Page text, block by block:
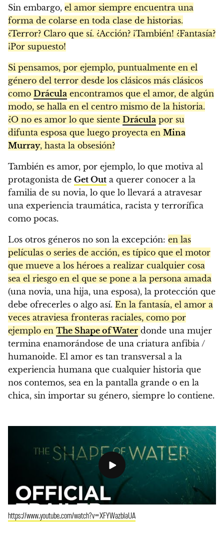
Sin embargo, el amor siempre encuentra una
forma de colarse en toda clase de historias.
¿Terror? Claro que sí. ¿Acción? ¡También! ¿Fantasía?
¡Por supuesto!
Si pensamos, por ejemplo, puntualmente en el
género del terror desde los clásicos más clásicos
como Drácula encontramos que el amor, de algún
modo, se halla en el centro mismo de la historia.
¿O no es amor lo que siente Drácula por su
difunta esposa que luego proyecta en Mina
Murray, hasta la obsesión?
También es amor, por ejemplo, lo que motiva al
protagonista de Get Out a querer conocer a la
familia de su novia, lo que lo llevará a atravesar
una experiencia traumática, racista y terrorífica
como pocas.
Los otros géneros no son la excepción: en las
películas o series de acción, es típico que el motor
que mueve a los héroes a realizar cualquier cosa
sea el riesgo en el que se pone a la persona amada
(una novia, una hija, una esposa), la protección que
debe ofrecerles o algo así. En la fantasía, el amor a
veces atraviesa fronteras raciales, como por
ejemplo en The Shape of Water donde una mujer
termina enamorándose de una criatura anfibia /
humanoide. El amor es tan transversal a la
experiencia humana que cualquier historia que
nos contemos, sea en la pantalla grande o en la
chica, sin importar su género, siempre lo contiene.
https://www.youtube.com/watch?v=XFYWazblaUA